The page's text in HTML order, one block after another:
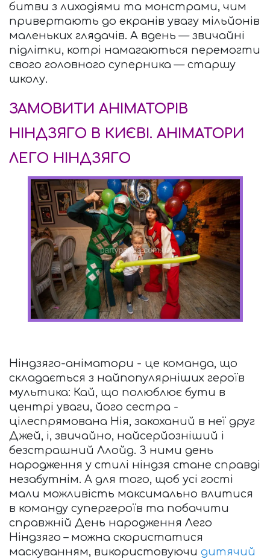
битви з лиходіями та монстрами, чим
привертають до екранів увагу мільйонів
маленьких глядачів. А вдень — звичайні
підлітки, котрі намагаються перемогти
свого головного суперника — старшу
школу.
ЗАМОВИТИ АНІМАТОРІВ
НІНДЗЯГО В КИЄВІ. АНІМАТОРИ
ЛЕГО НІНДЗЯГО
Ніндзяго-аніматори - це команда, що
складається з найпопулярніших героїв
мультика: Кай, що полюблює бути в
центрі уваги, його сестра -
цілеспрямована Нія, закоханий в неї друг
Джей, і, звичайно, найсерйозніший і
безстрашний Ллойд. З ними день
народження у стилі ніндзя стане справді
незабутнім. А для того, щоб усі гості
мали можливість максимально влитися
в команду супергероїв та побачити
справжній День народження Лего
Ніндзяго – можна скористатися
маскуванням, використовуючи дитячий